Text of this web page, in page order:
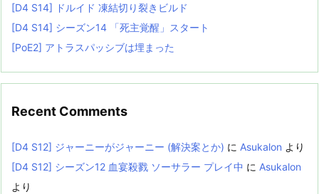
[D4 S14] ドルイド 凍結切り裂きビルド
[D4 S14] シーズン14 「死主覚醒」スタート
[PoE2] アトラスパッシブは埋まった
Recent Comments
[D4 S12] ジャーニーがジャーニー (解決案とか) に Asukalon より
[D4 S12] シーズン12 血宴殺戮 ソーサラー プレイ中 に Asukalon
より